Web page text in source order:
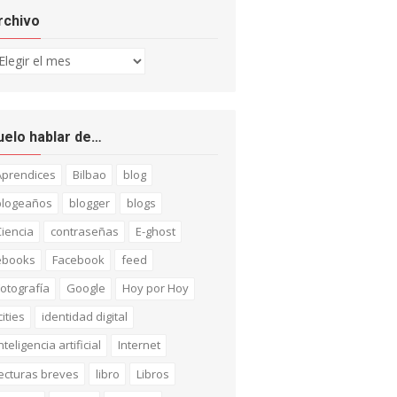
hablar de…
Bilbao
blog
blogger
blogs
contraseñas
E-ghost
Facebook
feed
Google
Hoy por Hoy
identidad digital
artificial
Internet
breves
libro
Libros